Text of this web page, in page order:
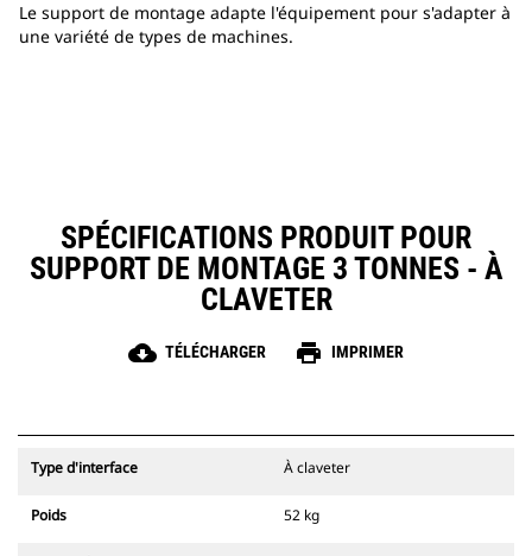
Le support de montage adapte l'équipement pour s'adapter à
une variété de types de machines.
SPÉCIFICATIONS PRODUIT POUR
SUPPORT DE MONTAGE 3 TONNES - À
CLAVETER
cloud_download TÉLÉCHARGER print IMPRIMER
Type d'interface À claveter
Poids 52 kg